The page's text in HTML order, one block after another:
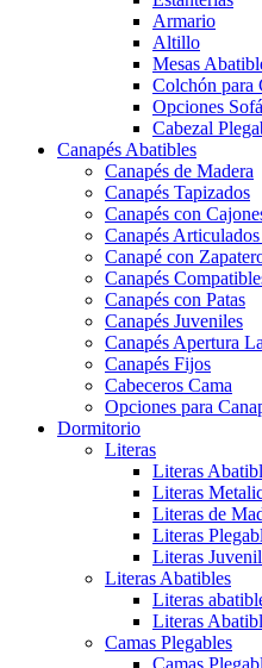
Armario
Altillo
Mesas
Colchón para
Opciones
Cabezal
Canapés Abatibles
Canapés de Madera
Canapés Tapizados
Canapés con
Canapés
Canapé con
Canapés
Canapés con Patas
Canapés Juveniles
Canapés Apertura
Canapés Fijos
Cabeceros Cama
Opciones para
Dormitorio
Literas
Literas
Literas
Literas de
Literas
Literas
Literas Abatibles
Literas
Literas
Camas Plegables